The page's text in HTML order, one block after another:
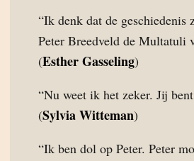
“Ik denk dat de geschiedenis
Peter Breedveld de Multatuli
(Esther Gasseling)
“Nu weet ik het zeker. Jij
(Sylvia Witteman)
“Ik ben dol op Peter. Peter